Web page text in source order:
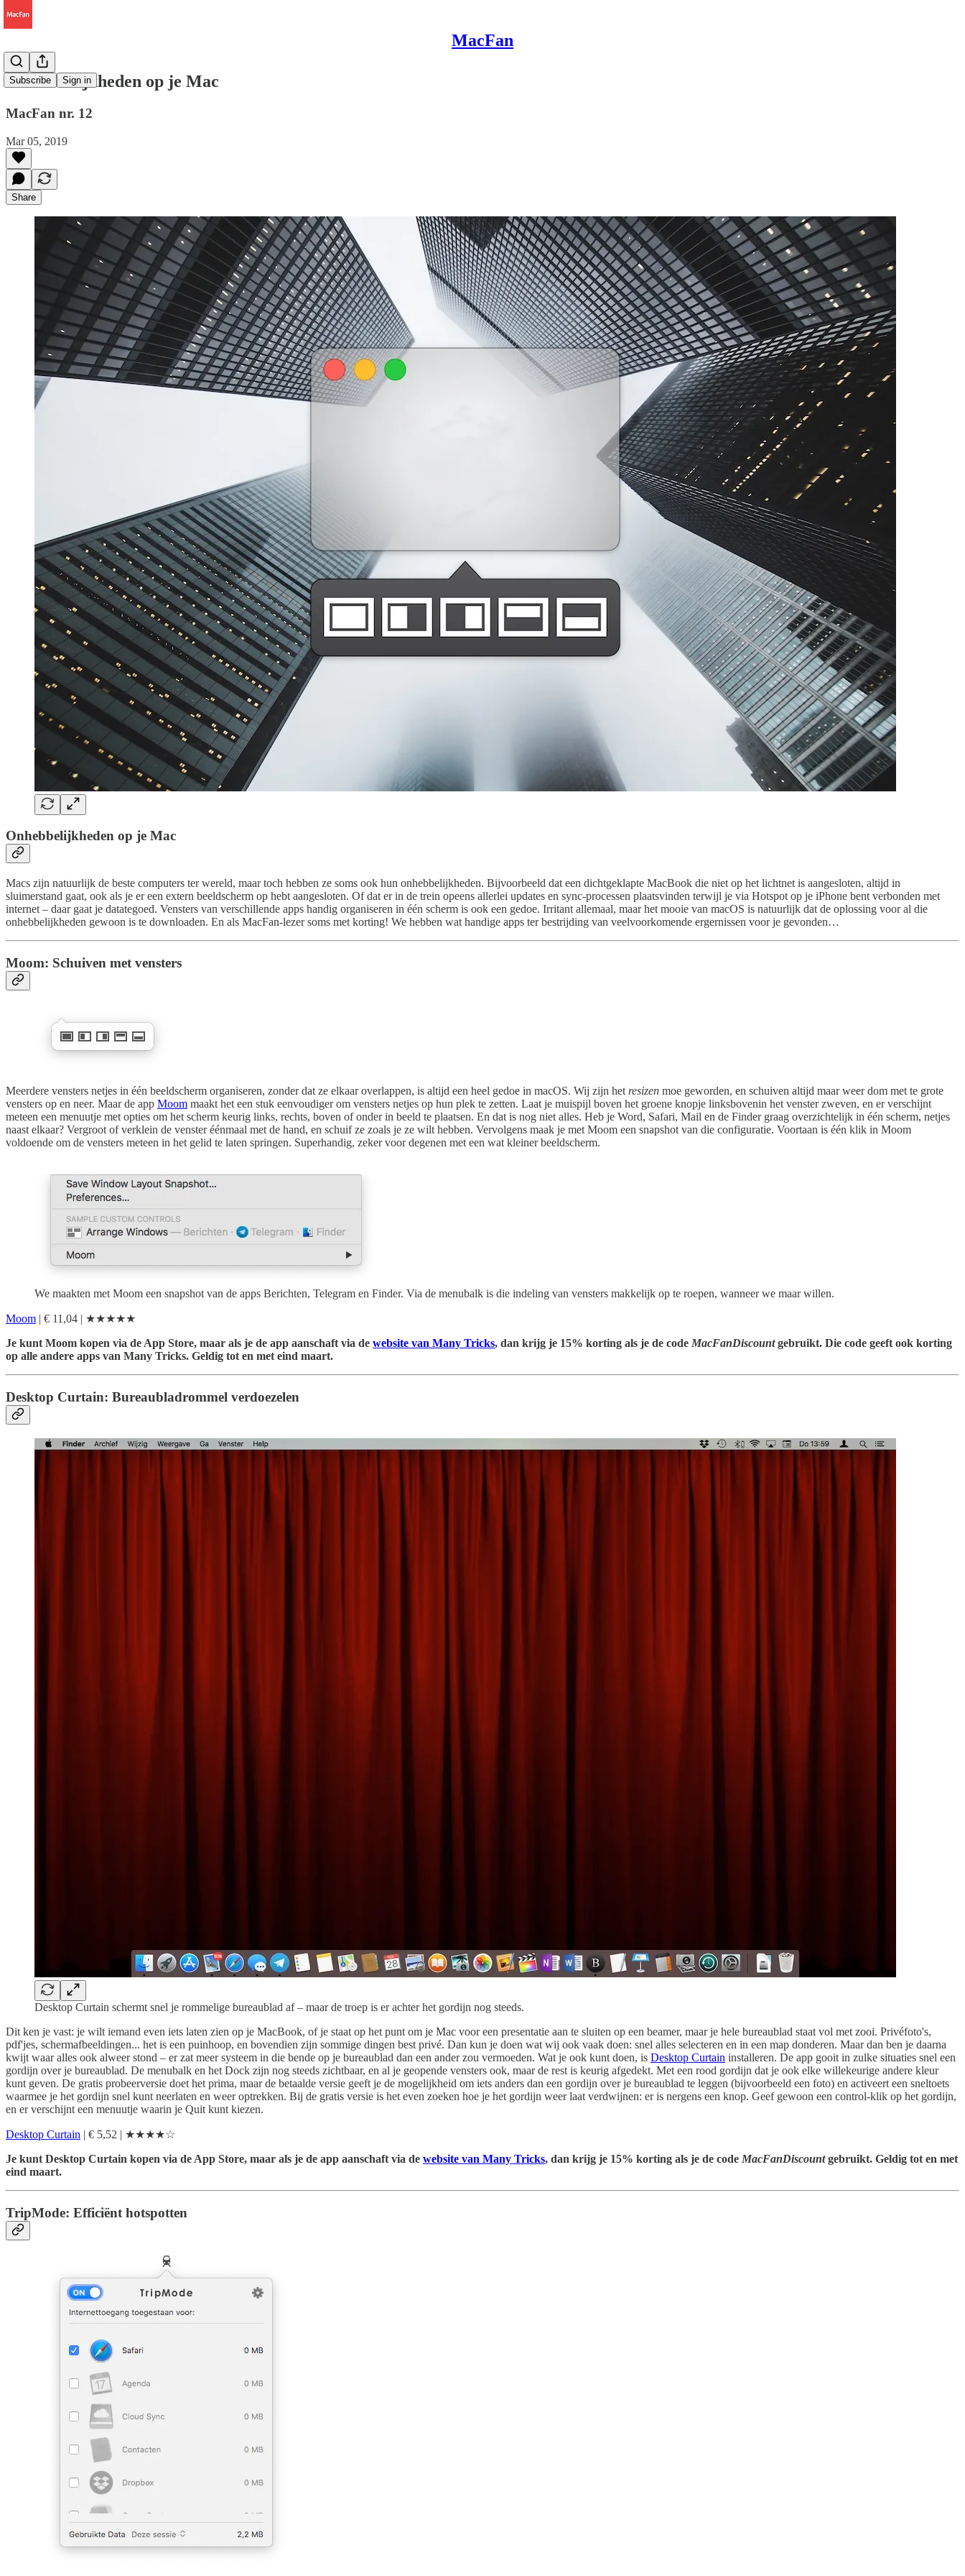
MacFan
Subscribe Sign in
Onhebbelijkheden op je Mac
MacFan nr. 12
Mar 05, 2019
Share
Onhebbelijkheden op je Mac
Macs zijn natuurlijk de beste computers ter wereld, maar toch hebben ze soms ook hun onhebbelijkheden. Bijvoorbeeld dat een dichtgeklapte MacBook die niet op het lichtnet is aangesloten, altijd in
sluimerstand gaat, ook als je er een extern beeldscherm op hebt aangesloten. Of dat er in de trein opeens allerlei updates en sync-processen plaatsvinden terwijl je via Hotspot op je iPhone bent verbonden met
internet – daar gaat je datategoed. Vensters van verschillende apps handig organiseren in één scherm is ook een gedoe. Irritant allemaal, maar het mooie van macOS is natuurlijk dat de oplossing voor al die
onhebbelijkheden gewoon is te downloaden. En als MacFan-lezer soms met korting! We hebben wat handige apps ter bestrijding van veelvoorkomende ergernissen voor je gevonden…
Moom: Schuiven met vensters
Meerdere vensters netjes in één beeldscherm organiseren, zonder dat ze elkaar overlappen, is altijd een heel gedoe in macOS. Wij zijn hetresizen moe geworden, en schuiven altijd maar weer dom met te grote
vensters op en neer. Maar de app Moom maakt het een stuk eenvoudiger om vensters netjes op hun plek te zetten. Laat je muispijl boven het groene knopje linksbovenin het venster zweven, en er verschijnt
meteen een menuutje met opties om het scherm keurig links, rechts, boven of onder in beeld te plaatsen. En dat is nog niet alles. Heb je Word, Safari, Mail en de Finder graag overzichtelijk in één scherm, netjes
naast elkaar? Vergroot of verklein de venster éénmaal met de hand, en schuif ze zoals je ze wilt hebben. Vervolgens maak je met Moom een snapshot van die configuratie. Voortaan is één klik in Moom
voldoende om de vensters meteen in het gelid te laten springen. Superhandig, zeker voor degenen met een wat kleiner beeldscherm.
We maakten met Moom een snapshot van de apps Berichten, Telegram en Finder. Via de menubalk is die indeling van vensters makkelijk op te roepen, wanneer we maar willen.
Moom | € 11,04 | ★★★★★
Je kunt Moom kopen via de App Store, maar als je de app aanschaft via de website van Many Tricks, dan krijg je 15% korting als je de code MacFanDiscountgebruikt. Die code geeft ook korting
op alle andere apps van Many Tricks. Geldig tot en met eind maart.
Desktop Curtain: Bureaubladrommel verdoezelen
Desktop Curtain schermt snel je rommelige bureaublad af – maar de troep is er achter het gordijn nog steeds.
Dit ken je vast: je wilt iemand even iets laten zien op je MacBook, of je staat op het punt om je Mac voor een presentatie aan te sluiten op een beamer, maar je hele bureaublad staat vol met zooi. Privéfoto's,
pdf'jes, schermafbeeldingen... het is een puinhoop, en bovendien zijn sommige dingen best privé. Dan kun je doen wat wij ook vaak doen: snel alles selecteren en in een map donderen. Maar dan ben je daarna
kwijt waar alles ook alweer stond – er zat meer systeem in die bende op je bureaublad dan een ander zou vermoeden. Wat je ook kunt doen, is Desktop Curtain installeren. De app gooit in zulke situaties snel een
gordijn over je bureaublad. De menubalk en het Dock zijn nog steeds zichtbaar, en al je geopende vensters ook, maar de rest is keurig afgedekt. Met een rood gordijn dat je ook elke willekeurige andere kleur
kunt geven. De gratis probeerversie doet het prima, maar de betaalde versie geeft je de mogelijkheid om iets anders dan een gordijn over je bureaublad te leggen (bijvoorbeeld een foto) en activeert een sneltoets
waarmee je het gordijn snel kunt neerlaten en weer optrekken. Bij de gratis versie is het even zoeken hoe je het gordijn weer laat verdwijnen: er is nergens een knop. Geef gewoon een control-klik op het gordijn,
en er verschijnt een menuutje waarin je Quit kunt kiezen.
Desktop Curtain | € 5,52 | ★★★★☆
Je kunt Desktop Curtain kopen via de App Store, maar als je de app aanschaft via de website van Many Tricks, dan krijg je 15% korting als je de code MacFanDiscountgebruikt. Geldig tot en met
eind maart.
TripMode: Efficiënt hotspotten